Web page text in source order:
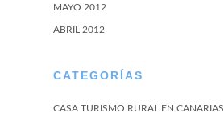
MAYO 2012
ABRIL 2012
CATEGORÍAS
CASA TURISMO RURAL EN CANARIAS